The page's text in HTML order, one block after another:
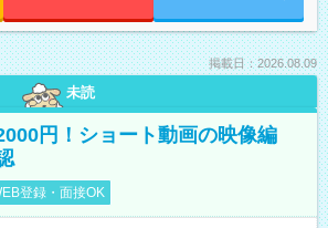
掲載日：2026.08.09
未読
円！ショート動画の映像編
登録・面接OK